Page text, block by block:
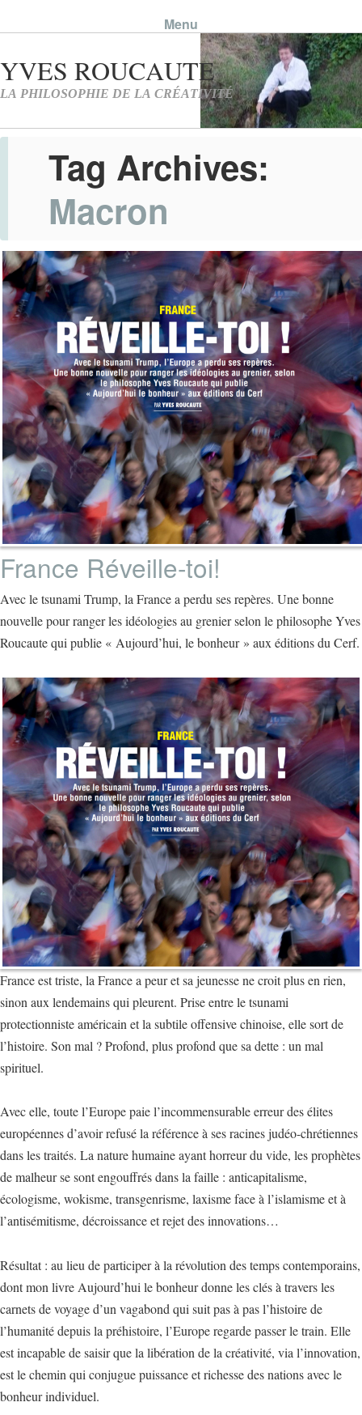
Menu
Skip to content
Tag Archives:
Macron
France Réveille-toi!
Avec le tsunami Trump, la France a perdu ses repères. Une bonne
nouvelle pour ranger les idéologies au grenier selon le philosophe Yves
Roucaute qui publie « Aujourd’hui, le bonheur » aux éditions du Cerf.
France est triste, la France a peur et sa jeunesse ne croit plus en rien,
sinon aux lendemains qui pleurent. Prise entre le tsunami
protectionniste américain et la subtile offensive chinoise, elle sort de
l’histoire. Son mal ? Profond, plus profond que sa dette : un mal
spirituel.
Avec elle, toute l’Europe paie l’incommensurable erreur des élites
européennes d’avoir refusé la référence à ses racines judéo-chrétiennes
dans les traités. La nature humaine ayant horreur du vide, les prophètes
de malheur se sont engouffrés dans la faille : anticapitalisme,
écologisme, wokisme, transgenrisme, laxisme face à l’islamisme et à
l’antisémitisme, décroissance et rejet des innovations…
Résultat : au lieu de participer à la révolution des temps contemporains,
dont mon livre Aujourd’hui le bonheur donne les clés à travers les
carnets de voyage d’un vagabond qui suit pas à pas l’histoire de
l’humanité depuis la préhistoire, l’Europe regarde passer le train. Elle
est incapable de saisir que la libération de la créativité, via l’innovation,
est le chemin qui conjugue puissance et richesse des nations avec le
bonheur individuel.